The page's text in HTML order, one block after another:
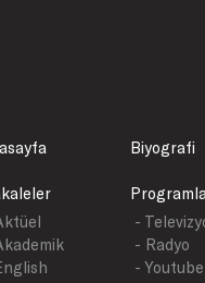
Biyografi
-
- Radyo
- Youtube